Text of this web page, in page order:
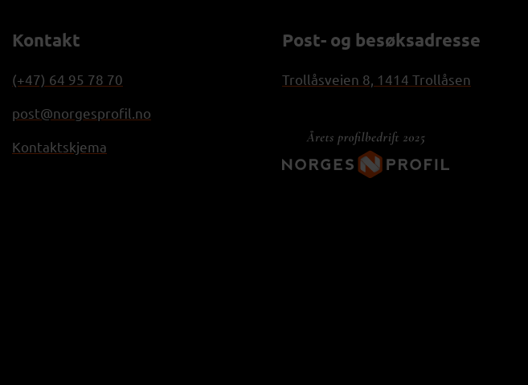
Kontakt
(+47) 64 95 78 70
post@norgesprofil.no
Kontaktskjema
Post- og besøksadresse
Trollåsveien 8, 1414 Trollåsen